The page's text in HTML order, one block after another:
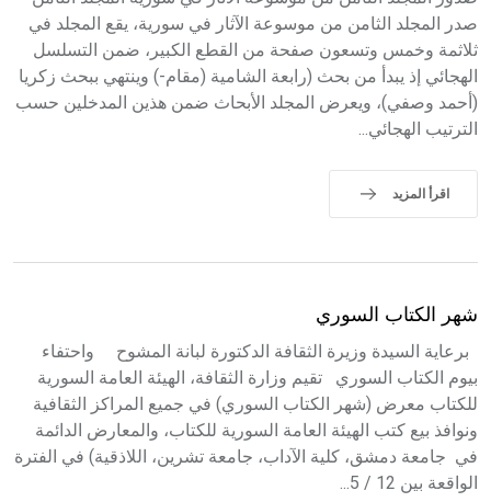
صدر المجلد الثامن من موسوعة الآثار في سورية، يقع المجلد في
ثلاثمة وخمس وتسعون صفحة من القطع الكبير، ضمن التسلسل
الهجائي إذ يبدأ من بحث (رابعة الشامية (مقام-) وينتهي ببحث زكريا
(أحمد وصفي)، ويعرض المجلد الأبحاث ضمن هذين المدخلين حسب
الترتيب الهجائي...
اقرأ المزيد
شهر الكتاب السوري
برعاية السيدة وزيرة الثقافة الدكتورة لبانة المشوح واحتفاء
بيوم الكتاب السوري تقيم وزارة الثقافة، الهيئة العامة السورية
للكتاب معرض (شهر الكتاب السوري) في جميع المراكز الثقافية
ونوافذ بيع كتب الهيئة العامة السورية للكتاب، والمعارض الدائمة
في جامعة دمشق، كلية الآداب، جامعة تشرين، اللاذقية) في الفترة
الواقعة بين 12 / 5...